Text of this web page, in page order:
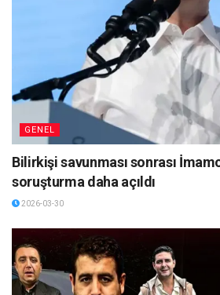
GENEL
Bilirkişi savunması sonrası
soruşturma daha açıldı
2026-03-30